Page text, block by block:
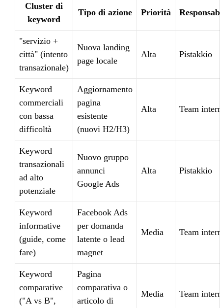
Cluster di
keyword
Tipo di azione Priorità
"servizio +
città" (intento
transazionale)
Nuova landing
page locale
Alta Pistakkio
Keyword
commerciali
con bassa
difficoltà
Aggiornamento
pagina
esistente
(nuovi H2/H3)
Alta Team
Keyword
transazionali
ad alto
potenziale
Nuovo gruppo
annunci
Google Ads
Alta Pistakkio
Keyword
informative
(guide, come
fare)
Facebook Ads
per domanda
latente o lead
magnet
Media Team
Keyword
comparative
("A vs B",
Pagina
comparativa o
articolo di
Media Team